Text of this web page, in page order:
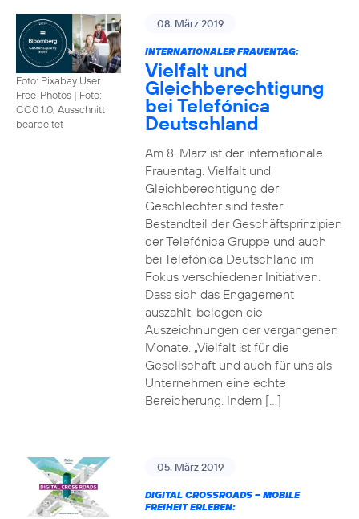
Foto: Pixabay User
Free-Photos | Foto:
CC0 1.0, Ausschnitt
bearbeitet
08. März 2019
INTERNATIONALER FRAUENTAG:
Vielfalt und
Gleichberechtigung
bei Telefónica
Deutschland
Am 8. März ist der internationale
Frauentag. Vielfalt und
Gleichberechtigung der
Geschlechter sind fester
Bestandteil der Geschäftsprinzipien
der Telefónica Gruppe und auch
bei Telefónica Deutschland im
Fokus verschiedener Initiativen.
Dass sich das Engagement
auszahlt, belegen die
Auszeichnungen der vergangenen
Monate. „Vielfalt ist für die
Gesellschaft und auch für uns als
Unternehmen eine echte
Bereicherung. Indem […]
05. März 2019
DIGITAL CROSSROADS – MOBILE
FREIHEIT ERLEBEN: